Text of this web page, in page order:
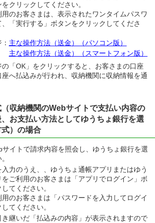
クリックしてください。
用のお客さまは、表示されたワンタイムパスワ
「実行する」ボタンをクリックしてくださ
主な操作方法（送金）（パソコン版）
主な操作方法（送金）（スマートフォン版）
「OK」をクリックすると、お客さまの口座
へ払込みが行われ、収納機関に収納情報を通
収納機関のWebサイトで支払い内容の
お支払い方法としてゆうちょ銀行を選
）の場合
サイトで請求内容を照会し、ゆうちょ銀行を選
力のうえ、、ゆうちょ通帳アプリまたはゆう
ご利用のお客さまは「アプリでログイン」ボ
てください。
用のお客さまは「パスワードを入力してログイ
てください。
き継いだ「払込みの内容」が表示されますので